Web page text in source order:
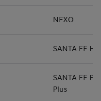
NEXO
SANTA FE
SANTA FE
Plus